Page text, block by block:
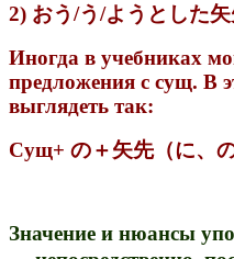
2) おう/う/ようとした矢
Иногда в учебниках
предложения с сущ. В
выглядеть так:
Сущ+ の＋矢先（に、の
Значение и нюансы